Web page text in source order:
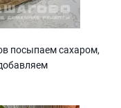
посыпаем сахаром,